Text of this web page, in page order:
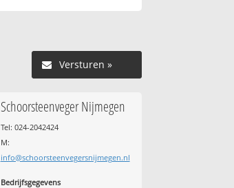
Versturen »
Schoorsteenveger Nijmegen
Tel: 024-2042424
M:
info@schoorsteenvegersnijmegen.nl
Bedrijfsgegevens